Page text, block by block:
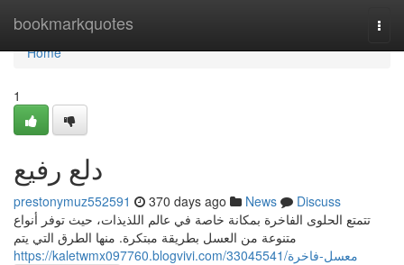
bookmarkquotes
Home
Home
1
دلع رفيع
prestonymuz552591 370 days ago News
Discuss
تتمتع الحلوى الفاخرة بمكانة خاصة في عالم اللذيذات، حيث توفر أنواع
متنوعة من العسل بطريقة مبتكرة. منها الطرق التي يتم
https://kaletwmx097760.blogvivi.com/33045541/معسل-فاخرة